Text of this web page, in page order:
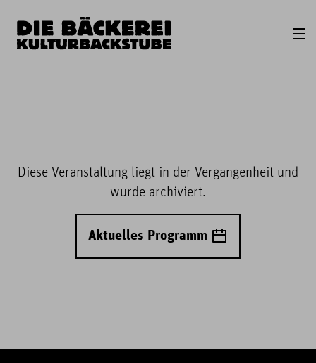
Diese Veranstaltung liegt in der Vergangenheit und
wurde archiviert.
Aktuelles Programm